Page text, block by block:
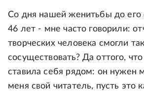
Со дня нашей женитьбы до
46 лет - мне часто говорили:
творческих человека смогли
сосуществовать? Да оттого,
ставила себя рядом: он нужен
меня свой читатель, пусть это